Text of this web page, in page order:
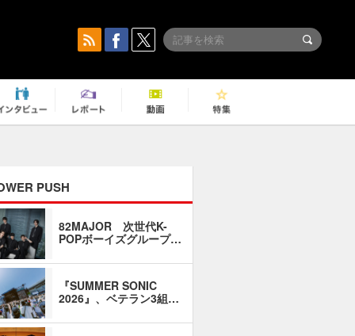
PUSH
82MAJOR 次世代K-
POPボーイズグループ…
『SUMMER SONIC
2026』、ベテラン3組…